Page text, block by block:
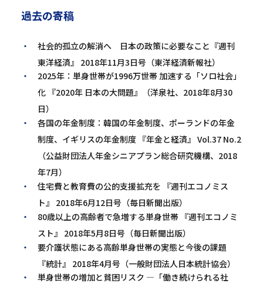
過去の寄稿
社会的孤立の解消へ 日本の政策に必要なこと『週刊
東洋経済』 2018年11月3日号（東洋経済新報社）
2025年：単身世帯が1996万世帯 加速する「ソロ社会」
化 『2020年 日本の大問題』（洋泉社、2018年8月30
日）
各国の年金制度：韓国の年金制度、ポーランドの年金
制度、イギリスの年金制度 『年金と経済』 Vol.37 No.2
（公益財団法人年金シニアプラン総合研究機構、2018
年7月）
住宅費と教育費の公的支援拡充を 『週刊エコノミス
ト』 2018年6月12日号（毎日新聞出版）
80歳以上の高齢者で急増する単身世帯 『週刊エコノミ
スト』 2018年5月8日号（毎日新聞出版）
要介護状態にある高齢単身世帯の実態と今後の課題
『統計』 2018年4月号（一般財団法人日本統計協会）
単身世帯の増加と貧困リスク ―「働き続けられる社